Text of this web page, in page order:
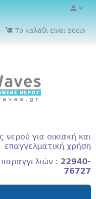
Το καλάθι είναι άδειο
για οικιακή και
επαγγελματική χρήση
: 22940-
76727